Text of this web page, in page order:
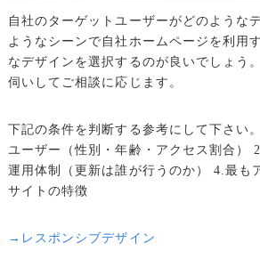
自社のターゲットユーザーがどのような
ようなシーンで自社ホームページを利用
なデザインを選択するのが良いでしょう。
伺いしてご相談に応じます。
下記の条件を判断する参考にして下さい。
ユーザー（性別・年齢・アクセス割合）
運用体制（更新は誰が行うのか）
4.最も
サイトの特徴
→レスポンシブデザイン